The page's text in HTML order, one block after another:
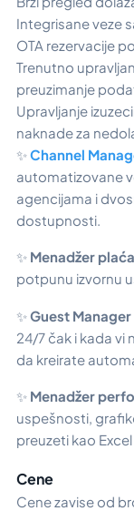
Integrisane veze
OTA rezervacije
Trenutno
preuzimanje
Upravljanje
naknade za
✨Channel
automatizovane
agencijama i
dostupnosti.
✨ Menadžer
potpunu izvornu
✨Guest Manager
24/7 čak i kada vi
da kreirate
✨ Menadžer
uspešnosti,
preuzeti kao Excel
Cene
Cene zavise od